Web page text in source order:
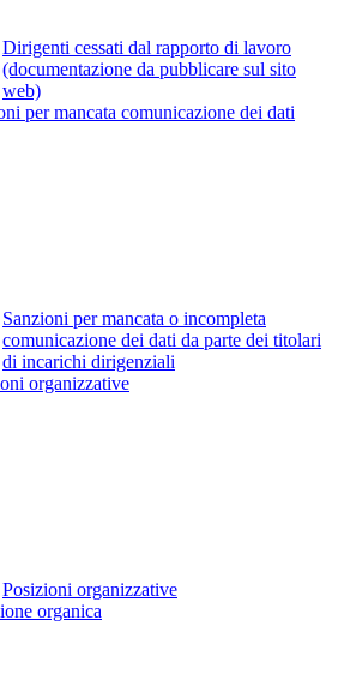
Dirigenti cessati dal rapporto di lavoro
(documentazione da pubblicare sul sito
web)
per mancata comunicazione dei dati
Sanzioni per mancata o incompleta
comunicazione dei dati da parte dei titolari
di incarichi dirigenziali
organizzative
Posizioni organizzative
organica